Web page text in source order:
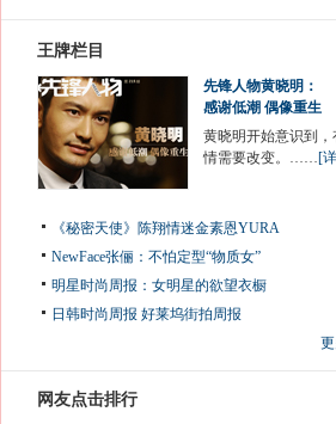
王牌栏目
先锋人物黄晓明：
感谢低潮 偶像重生
黄晓明开始意识到，
情需要改变。……[
《秘密天使》陈翔情迷金素恩YURA
NewFace张俪：不怕定型“物质女”
明星时尚周报：女明星的欲望衣橱
日韩时尚周报 好莱坞街拍周报
网友点击排行